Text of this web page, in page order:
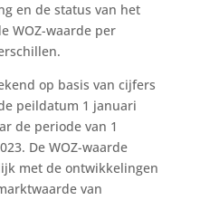
en de status van het
WOZ-waarde per
op basis van cijfers
peildatum 1 januari
de periode van 1
De WOZ-waarde
met de ontwikkelingen
van